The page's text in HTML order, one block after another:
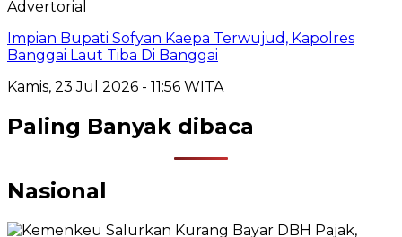
Advertorial
Impian Bupati Sofyan Kaepa Terwujud, Kapolres
Banggai Laut Tiba Di Banggai
Kamis, 23 Jul 2026 - 11:56 WITA
Paling Banyak dibaca
Nasional